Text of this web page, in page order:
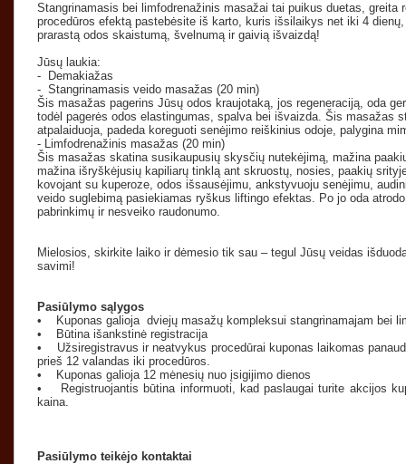
Stangrinamasis bei limfodrenažinis masažai tai puikus duetas, greita
procedūros efektą pastebėsite iš karto, kuris išsilaikys net iki 4
prarastą odos skaistumą, švelnumą ir gaivią išvaizdą!
Jūsų laukia:
- Demakiažas
- Stangrinamasis veido masažas (20 min)
Šis masažas pagerins Jūsų odos kraujotaką, jos regeneraciją, oda
todėl pagerės odos elastingumas, spalva bei išvaizda. Šis masažas
atpalaiduoja, padeda koreguoti senėjimo reiškinius odoje, palygina
- Limfodrenažinis masažas (20 min)
Šis masažas skatina susikaupusių skysčių nutekėjimą, mažina
mažina išryškėjusių kapiliarų tinklą ant skruostų, nosies, paakių
kovojant su kuperoze, odos išsausėjimu, ankstyvuoju senėjimu,
veido suglebimą pasiekiamas ryškus liftingo efektas. Po jo oda
pabrinkimų ir nesveiko raudonumo.
Mielosios, skirkite laiko ir dėmesio tik sau – tegul Jūsų veidas
savimi!
Pasiūlymo sąlygos
• Kuponas galioja dviejų masažų kompleksui stangrinamajam bei
• Būtina išankstinė registracija
• Užsiregistravus ir neatvykus procedūrai kuponas laikomas
prieš 12 valandas iki procedūros.
• Kuponas galioja 12 mėnesių nuo įsigijimo dienos
• Registruojantis būtina informuoti, kad paslaugai turite akcijos
kaina.
Pasiūlymo teikėjo kontaktai